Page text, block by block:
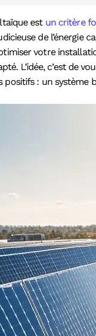
est un critère
de l’énergie
votre
L’idée, c’est
: un système